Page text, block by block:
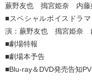
蕨野友也 搗宮姫奈 内
■スペシャルボイスドラ
演：蕨野友也 搗宮姫奈
■劇場特報
■劇場本予告
■Blu-ray＆DVD発売告知